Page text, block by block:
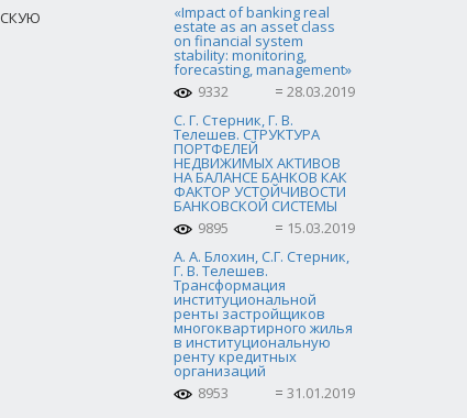
«Impact of banking real
estate as an asset class
on financial system
stability: monitoring,
forecasting, management»
9332
28.03.2019
С. Г. Стерник, Г. В.
Телешев. СТРУКТУРА
ПОРТФЕЛЕЙ
НЕДВИЖИМЫХ АКТИВОВ
НА БАЛАНСЕ БАНКОВ КАК
ФАКТОР УСТОЙЧИВОСТИ
БАНКОВСКОЙ СИСТЕМЫ
9895
15.03.2019
А. А. Блохин, С.Г. Стерник,
Г. В. Телешев.
Трансформация
институциональной
ренты застройщиков
многоквартирного жилья
в институциональную
ренту кредитных
организаций
8953
31.01.2019